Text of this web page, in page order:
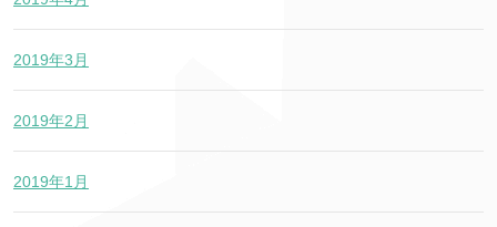
2019年3月
2019年2月
2019年1月